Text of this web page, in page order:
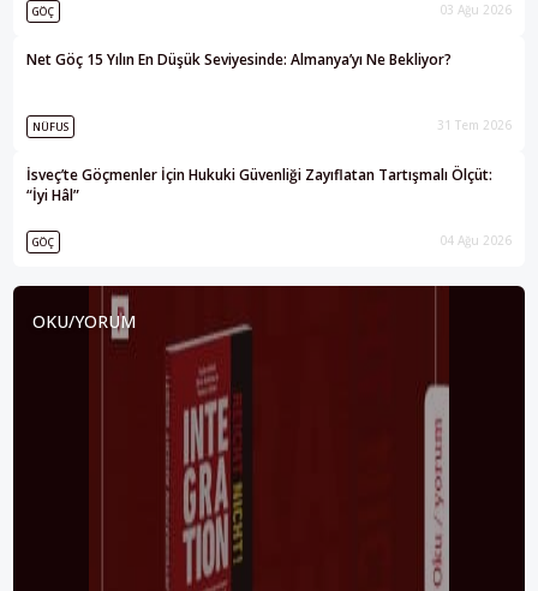
GÖÇ 03 Ağu 2026
Net Göç 15 Yılın En Düşük Seviyesinde: Almanya’yı Ne Bekliyor?
NÜFUS 31 Tem 2026
İsveç’te Göçmenler İçin Hukuki Güvenliği Zayıflatan Tartışmalı Ölçüt:
“İyi Hâl”
GÖÇ 04 Ağu 2026
OKU/YORUM